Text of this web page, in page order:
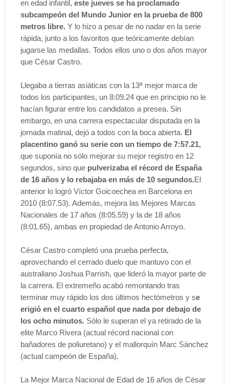
en edad infantil, este jueves se ha proclamado
subcampeón del Mundo Junior en la prueba de 800
metros libre. Y lo hizo a pesar de no nadar en la serie
rápida, junto a los favoritos que teóricamente debían
jugarse las medallas. Todos ellos uno o dos años mayor
que César Castro.
Llegaba a tierras asiáticas con la 13ª mejor marca de
todos los participantes, un 8:09.24 que en principio no le
hacían figurar entre los candidatos a presea. Sin
embargo, en una carrera espectacular disputada en la
jornada matinal, dejó a todos con la boca abierta. El
placentino ganó su serie con un tiempo de 7:57.21,
que suponía no sólo mejorar su mejor registro en 12
segundos, sino que pulverizaba el récord de España
de 16 años y lo rebajaba en más de 10 segundos.El
anterior lo logró Víctor Goicoechea en Barcelona en
2010 (8:07.53). Además, mejora las Mejores Marcas
Nacionales de 17 años (8:05.59) y la de 18 años
(8:01.65), ambas en propiedad de Antonio Arroyo.
César Castro completó una prueba perfecta,
aprovechando el cerrado duelo que mantuvo con el
australiano Joshua Parrish, que lideró la mayor parte de
la carrera. El extremeño acabó remontando tras
terminar muy rápido los dos últimos hectómetros y se
erigió en el cuarto español que nada por debajo de
los ocho minutos. Sólo le superan el ya retirado de la
elite Marco Rivera (actual récord nacional con
bañadores de poliuretano) y el mallorquín Marc Sánchez
(actual campeón de España).
La Mejor Marca Nacional de Edad de 16 años de César